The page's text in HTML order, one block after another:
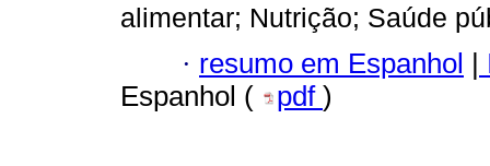
alimentar; Nutrição; Saúde
· resumo em Espanhol
Espanhol (
pdf )